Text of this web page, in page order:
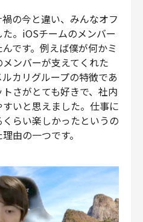
の今と違い、みんなオフ
。iOSチームのメンバー
です。例えば僕が何かミ
ンバーが支えてくれた
カリグループの特徴であ
さがとても好きで、社内
いと思えました。仕事に
らい楽しかったというの
由の一つです。